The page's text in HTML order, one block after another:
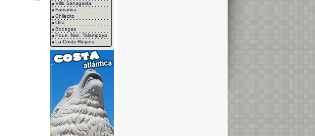
Villa Sanagasta
Famatina
Chilecito
Olta
Bodegas
Pque. Nac. Talampaya
La Costa Riojana